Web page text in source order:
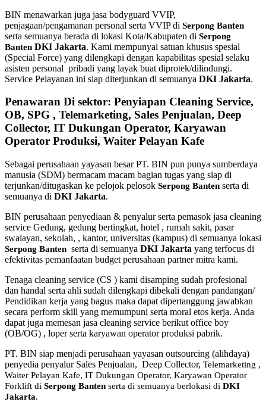
BIN menawarkan juga jasa bodyguard VVIP,
penjagaan/pengamanan personal serta VVIP di Serpong Banten
serta semuanya berada di lokasi Kota/Kabupaten di Serpong
Banten DKI Jakarta. Kami mempunyai satuan khusus spesial
(Special Force) yang dilengkapi dengan kapabilitas spesial selaku
asisten personal pribadi yang layak buat diprotek/dilindungi.
Service Pelayanan ini siap diterjunkan di semuanya DKI Jakarta.
Penawaran Di sektor: Penyiapan Cleaning Service,
OB, SPG , Telemarketing, Sales Penjualan, Deep
Collector, IT Dukungan Operator, Karyawan
Operator Produksi, Waiter Pelayan Kafe
Sebagai perusahaan yayasan besar PT. BIN pun punya sumberdaya
manusia (SDM) bermacam macam bagian tugas yang siap di
terjunkan/ditugaskan ke pelojok pelosok Serpong Banten serta di
semuanya di DKI Jakarta.
BIN perusahaan penyediaan & penyalur serta pemasok jasa cleaning
service Gedung, gedung bertingkat, hotel , rumah sakit, pasar
swalayan, sekolah, , kantor, universitas (kampus) di semuanya lokasi
Serpong Banten serta di semuanya DKI Jakarta yang terfocus di
efektivitas pemanfaatan budget perusahaan partner mitra kami.
Tenaga cleaning service (CS ) kami disamping sudah profesional
dan handal serta ahli sudah dilengkapi dibekali dengan pandangan/
Pendidikan kerja yang bagus maka dapat dipertanggung jawabkan
secara perform skill yang memumpuni serta moral etos kerja. Anda
dapat juga memesan jasa cleaning service berikut office boy
(OB/OG) , loper serta karyawan operator produksi pabrik.
PT. BIN siap menjadi perusahaan yayasan outsourcing (alihdaya)
penyedia penyalur Sales Penjualan, Deep Collector, Telemarketing ,
Waiter Pelayan Kafe, IT Dukungan Operator, Karyawan Operator
Forklift di Serpong Banten serta di semuanya berlokasi di DKI
Jakarta.